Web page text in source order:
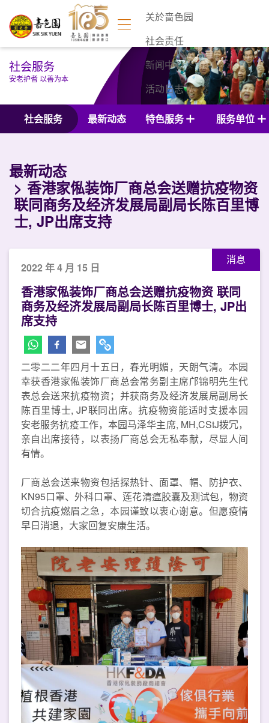
关於啬色园
社会责任
新闻中心
活动日志
联络我们
社会服务
安老护耆 以善为本
社会服务 最新动态 特色服务 服务单位
最新动态
香港家俬装饰厂商总会送赠抗疫物资
联同商务及经济发展局副局长陈百里博
士, JP出席支持
消息
2022 年 4 月 15 日
香港家俬装饰厂商总会送赠抗疫物资 联同
商务及经济发展局副局长陈百里博士, JP出
席支持
二零二二年四月十五日，春光明媚，天朗气清。本园
幸获香港家俬装饰厂商总会常务副主席邝锦明先生代
表总会送来抗疫物资；并获商务及经济发展局副局长
陈百里博士, JP联同出席。抗疫物资能适时支援本园
安老服务抗疫工作，本园马泽华主席, MH,CStJ拨冗，
亲自出席接待，以表扬厂商总会无私奉献，尽显人间
有情。
厂商总会送来物资包括探热针、面罩、帽、防护衣、
KN95口罩、外科口罩、莲花清瘟胶囊及测试包，物资
切合抗疫燃眉之急，本园谨致以衷心谢意。但愿疫情
早日消退，大家回复安康生活。